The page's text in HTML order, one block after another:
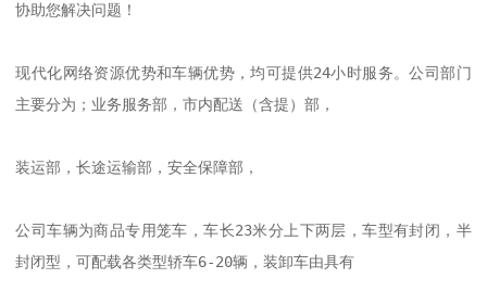
协助您解决问题！
现代化网络资源优势和车辆优势，均可提供24小时服务。公司部门
主要分为；业务服务部，市内配送（含提）部，
装运部，长途运输部，安全保障部，
公司车辆为商品专用笼车，车长23米分上下两层，车型有封闭，半
封闭型，可配载各类型轿车6-20辆，装卸车由具有